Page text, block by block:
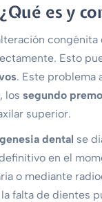
es y
Esto
. Este problema
los segundo
superior.
dental se
en el
o mediante
la falta de dientes